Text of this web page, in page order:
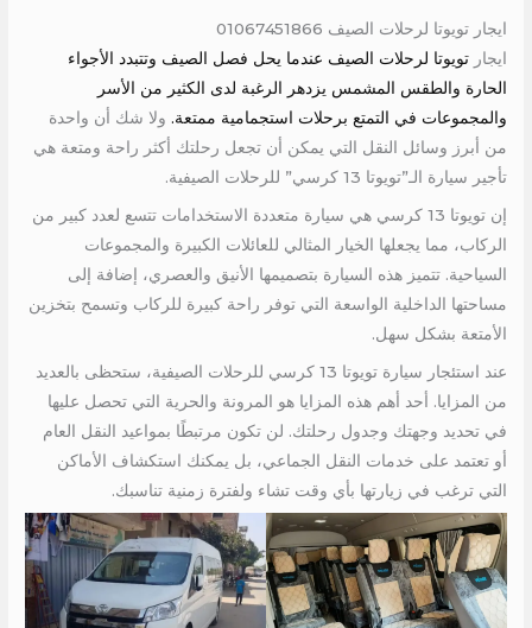
ايجار تويوتا لرحلات الصيف 01067451866
ايجار تويوتا لرحلات الصيف عندما يحل فصل الصيف وتتبدد الأجواء
الحارة والطقس المشمس يزدهر الرغبة لدى الكثير من الأسر
والمجموعات في التمتع برحلات استجمامية ممتعة. ولا شك أن واحدة
من أبرز وسائل النقل التي يمكن أن تجعل رحلتك أكثر راحة ومتعة هي
تأجير سيارة الـ”تويوتا 13 كرسي” للرحلات الصيفية.
إن تويوتا 13 كرسي هي سيارة متعددة الاستخدامات تتسع لعدد كبير من
الركاب، مما يجعلها الخيار المثالي للعائلات الكبيرة والمجموعات
السياحية. تتميز هذه السيارة بتصميمها الأنيق والعصري، إضافة إلى
مساحتها الداخلية الواسعة التي توفر راحة كبيرة للركاب وتسمح بتخزين
الأمتعة بشكل سهل.
عند استئجار سيارة تويوتا 13 كرسي للرحلات الصيفية، ستحظى بالعديد
من المزايا. أحد أهم هذه المزايا هو المرونة والحرية التي تحصل عليها
في تحديد وجهتك وجدول رحلتك. لن تكون مرتبطًا بمواعيد النقل العام
أو تعتمد على خدمات النقل الجماعي، بل يمكنك استكشاف الأماكن
التي ترغب في زيارتها بأي وقت تشاء ولفترة زمنية تناسبك.